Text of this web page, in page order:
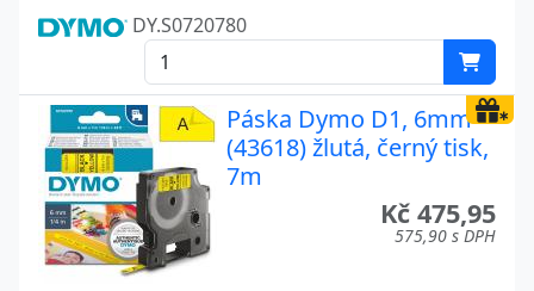
DY.S0720780
Páska Dymo D1, 6mm
(43618) žlutá, černý tisk,
7m
Kč 475,95
575,90 s DPH